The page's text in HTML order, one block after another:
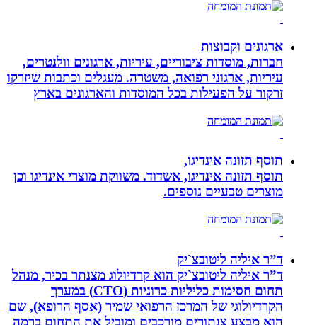
ארגונים וקבוצות
חברות, מוסדות ציבוריים, עיריות, ארגונים וולנטרים,
עיריות, ארגוני רפואה, משטרה. מעגלים וכתבות שיזרקו
זרקור על הפעילות בכל המוסדות והארגונים בארץ
תוסף תזונה אינדיגו,
תוסף תזונה אינדיגו, אשדוד. משווקת מוצרי אינדיגו וכן
מוצרים טבעיים נוספים.
ד”ר איליה ליטובצ`יק
ד”ר איליה ליטובצ`יק הוא קרדיולוג מצנתר בכיר, מנהל
תחום חסימות כליליות כרוניות (CTO) במערך
הקרדיולוגי של המרכז הרפואי שמיר (אסף הרופא), שם
הוא מבצע צנתורים מורכבים ומוביל את התחום ברמה